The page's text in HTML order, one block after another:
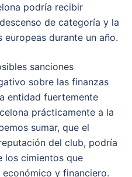
podría recibir
de categoría y la
durante un año.
sanciones
sobre las finanzas
entidad fuertemente
prácticamente a la
sumar, que el
del club, podría
los cimientos que
y financiero.